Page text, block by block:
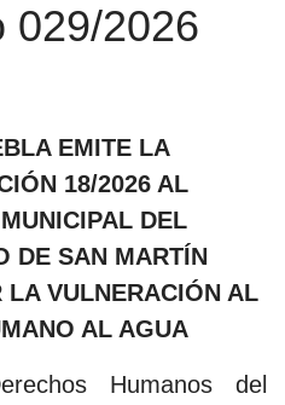
029/2026
EMITE LA
18/2026 AL
DEL
DE SAN MARTÍN
LA VULNERACIÓN AL
AL AGUA
Humanos del